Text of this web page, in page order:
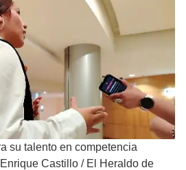
su talento en competencia
Castillo / El Heraldo de